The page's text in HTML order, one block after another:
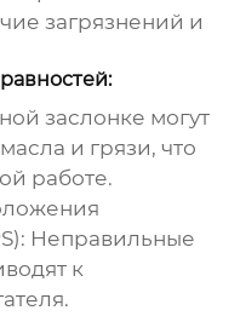
загрязнений и
заслонке могут
и грязи, что
работе.
Неправильные
к